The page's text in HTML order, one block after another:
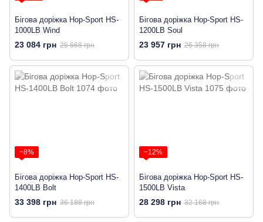
Бігова доріжка Hop-Sport HS-
1000LB Wind
23 084 грн 25 668 грн
Бігова доріжка Hop-Sport HS-
1200LB Soul
23 957 грн 26 358 грн
−8%
Бігова доріжка Hop-Sport HS-
1400LB Bolt
33 398 грн 36 188 грн
−12%
Бігова доріжка Hop-Sport HS-
1500LB Vista
28 298 грн 32 168 грн